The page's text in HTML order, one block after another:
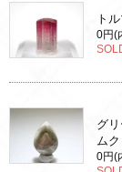
ト
0円(
グ
ム
0円(